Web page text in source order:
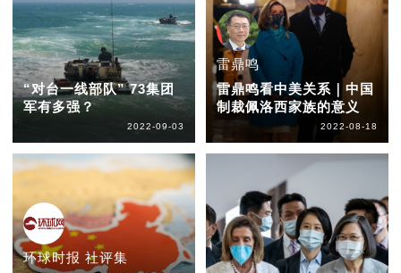
“对台一线部队” 73集团
军有多强？
2022-09-03
雷鼎鸣
雷鼎鸣看中美关系｜中国
制裁佩洛西家族的意义
2022-08-18
环球时报 社评集